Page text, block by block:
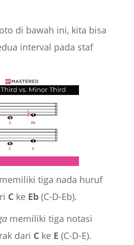
di bawah ini, kita bisa
interval pada staf
tiga nada huruf
Cke Eb(C-D-Eb).
memiliki tiga notasi
dari Cke E (C-D-E).